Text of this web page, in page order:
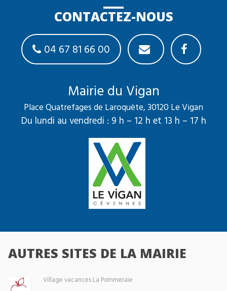
CONTACTEZ-NOUS
04 67 81 66 00
Mairie du Vigan
Place Quatrefages de Laroquète, 30120 Le Vigan
Du lundi au vendredi : 9 h – 12 h et 13 h – 17 h
AUTRES SITES DE LA MAIRIE
Village vacances La Pommeraie